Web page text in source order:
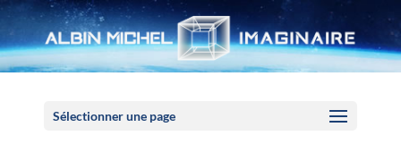
Sélectionner une page
Panneau de gestion des cookies